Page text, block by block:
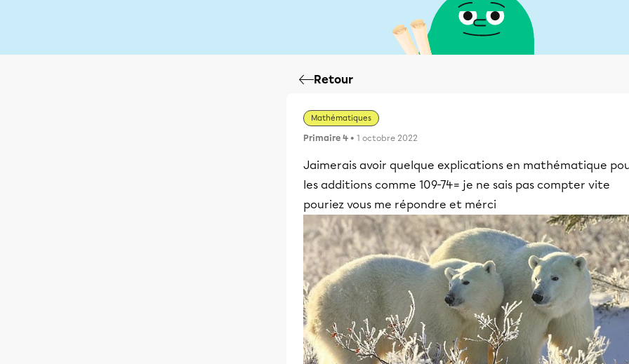
Retour
Mathématiques
Primaire 4 • 1 octobre 2022
Jaimerais avoir quelque explications en mathématique
les additions comme 109-74= je ne sais pas compter vite
pouriez vous me répondre et mérci